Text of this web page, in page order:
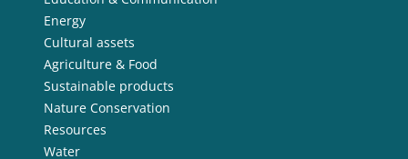
Energy
Cultural assets
Agriculture & Food
Sustainable products
Nature Conservation
Resources
Water